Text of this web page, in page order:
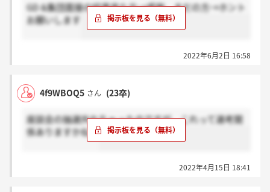
GD &集団面接の結果来た方→感謝、まだの方→ホント
お願いします
2022年6月2日 16:58
4f9WBOQ5 さん (23卒)
座談会の抽選外れちゃったのですが、これって選考関
係ありますかね？
2022年4月15日 18:41